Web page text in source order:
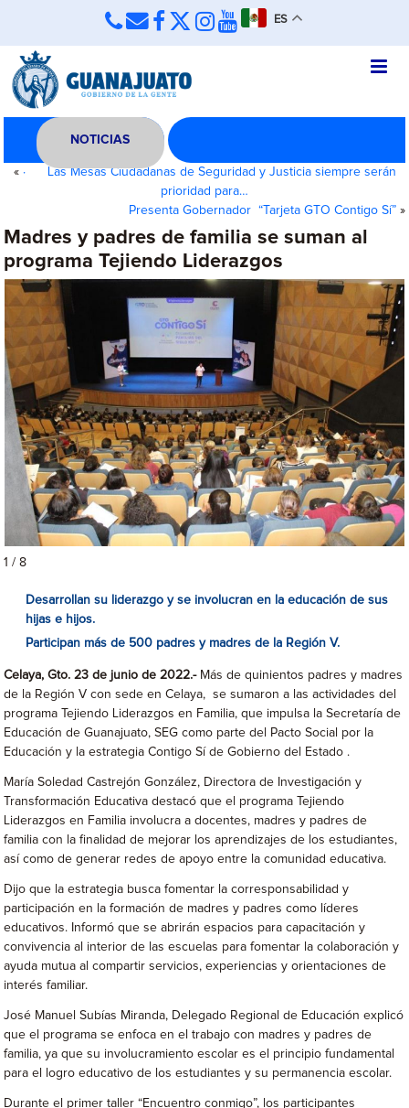
ES
NOTICIAS
« · Las Mesas Ciudadanas de Seguridad y Justicia siempre serán
prioridad para…
Presenta Gobernador “Tarjeta GTO Contigo Sí”»
Madres y padres de familia se suman al
programa Tejiendo Liderazgos
1 / 8
Desarrollan su liderazgo y se involucran en la educación de sus
hijas e hijos.
Participan más de 500 padres y madres de la Región V.
Celaya, Gto. 23 de junio de 2022.-Más de quinientos padres y madres
de la Región V con sede en Celaya, se sumaron a las actividades del
programa Tejiendo Liderazgos en Familia, que impulsa la Secretaría de
Educación de Guanajuato, SEG como parte del Pacto Social por la
Educación y la estrategia Contigo Sí de Gobierno del Estado .
María Soledad Castrejón González, Directora de Investigación y
Transformación Educativa destacó que el programa Tejiendo
Liderazgos en Familia involucra a docentes, madres y padres de
familia con la finalidad de mejorar los aprendizajes de los estudiantes,
así como de generar redes de apoyo entre la comunidad educativa.
Dijo que la estrategia busca fomentar la corresponsabilidad y
participación en la formación de madres y padres como líderes
educativos. Informó que se abrirán espacios para capacitación y
convivencia al interior de las escuelas para fomentar la colaboración y
ayuda mutua al compartir servicios, experiencias y orientaciones de
interés familiar.
José Manuel Subías Miranda, Delegado Regional de Educación explicó
que el programa se enfoca en el trabajo con madres y padres de
familia, ya que su involucramiento escolar es el principio fundamental
para el logro educativo de los estudiantes y su permanencia escolar.
Durante el primer taller “Encuentro conmigo”, los participantes